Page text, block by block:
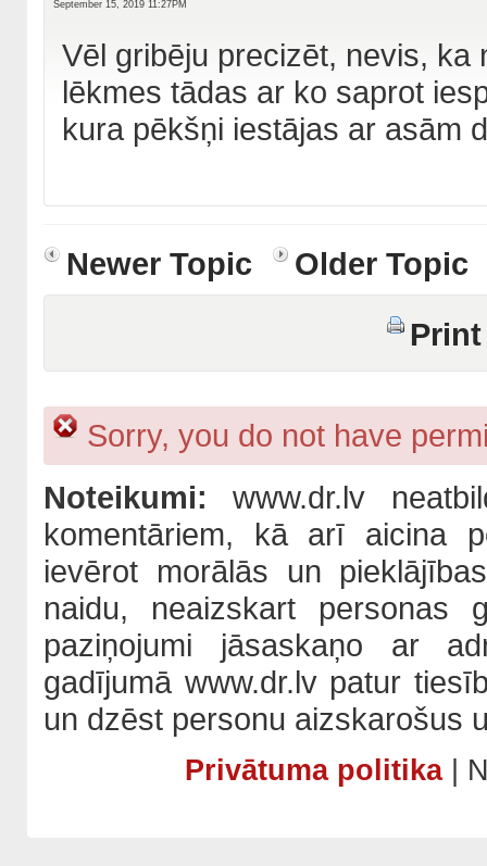
September 15, 2019 11:27PM
Vēl gribēju precizēt, nevis,
lēkmes tādas ar ko saprot
kura pēkšņi iestājas ar asām
Newer Topic
Older Topic
Sorry, you do not have
Noteikumi:www.dr.lv
komentāriem, kā arī aicina
ievērot morālās un
naidu, neaizskart personas
paziņojumi jāsaskaņo ar
gadījumā www.dr.lv patur
un dzēst personu aizskarošus
Privātuma politika|